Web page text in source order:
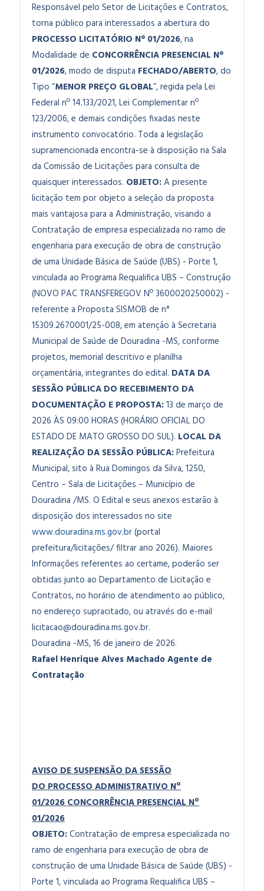
Responsável pelo Setor de Licitações e Contratos,
torna público para interessados a abertura do
PROCESSO LICITATÓRIO N° 01/2026, na
Modalidade de CONCORRÊNCIA PRESENCIAL N°
01/2026, modo de disputa FECHADO/ABERTO, do
Tipo “MENOR PREÇO GLOBAL”, regida pela Lei
Federal nº 14.133/2021, Lei Complementar nº
123/2006, e demais condições fixadas neste
instrumento convocatório. Toda a legislação
supramencionada encontra-se à disposição na Sala
da Comissão de Licitações para consulta de
quaisquer interessados. OBJETO:A presente
licitação tem por objeto a seleção da proposta
mais vantajosa para a Administração, visando a
Contratação de empresa especializada no ramo de
engenharia para execução de obra de construção
de uma Unidade Básica de Saúde (UBS) - Porte 1,
vinculada ao Programa Requalifica UBS – Construção
(NOVO PAC TRANSFEREGOV Nº 3600020250002) -
referente a Proposta SISMOB de n°
15309.2670001/25-008, em atenção à Secretaria
Municipal de Saúde de Douradina -MS, conforme
projetos, memorial descritivo e planilha
orçamentária, integrantes do edital. DATA DA
SESSÃO PÚBLICA DO RECEBIMENTO DA
DOCUMENTAÇÃO E PROPOSTA:13 de março de
2026 ÀS 09:00 HORAS (HORÁRIO OFICIAL DO
ESTADO DE MATO GROSSO DO SUL). LOCAL DA
REALIZAÇÃO DA SESSÃO PÚBLICA:Prefeitura
Municipal, sito à Rua Domingos da Silva, 1250,
Centro – Sala de Licitações – Município de
Douradina /MS. O Edital e seus anexos estarão à
disposição dos interessados no site
www.douradina.ms.gov.br(portal
prefeitura/licitações/ filtrar ano 2026). Maiores
Informações referentes ao certame, poderão ser
obtidas junto ao Departamento de Licitação e
Contratos, no horário de atendimento ao público,
no endereço supracitado, ou através do e-mail
licitacao@douradina.ms.gov.br.
Douradina -MS, 16 de janeiro de 2026.
Rafael Henrique Alves MachadoAgente de
Contratação
AVISO DE SUSPENSÃO DA SESSÃO
DOPROCESSO ADMINISTRATIVO Nº
01/2026CONCORRÊNCIA PRESENCIAL Nº
01/2026
OBJETO:Contratação de empresa especializada no
ramo de engenharia para execução de obra de
construção de uma Unidade Básica de Saúde (UBS) -
Porte 1, vinculada ao Programa Requalifica UBS –